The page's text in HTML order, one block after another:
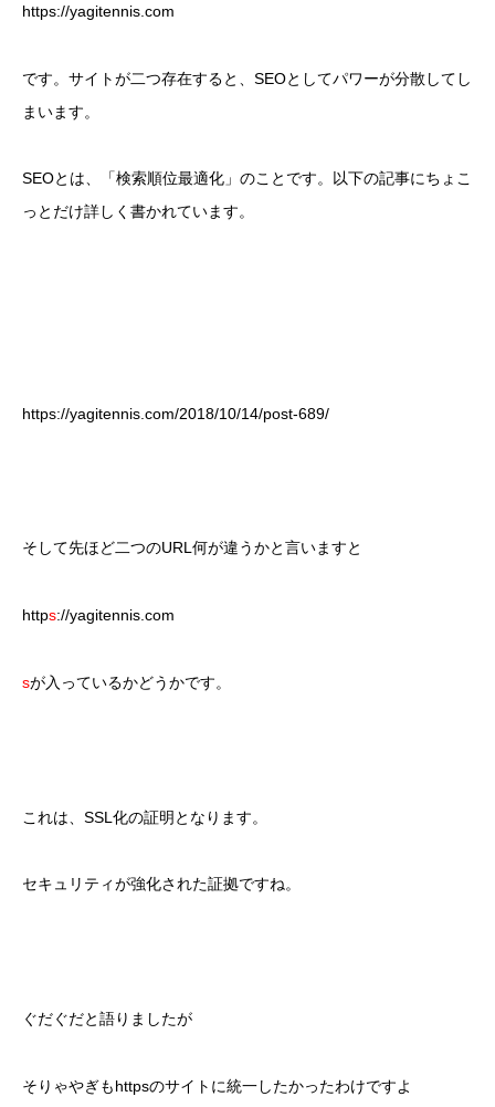
https://yagitennis.com
です。サイトが二つ存在すると、SEOとしてパワーが分散してし
まいます。
SEOとは、「検索順位最適化」のことです。以下の記事にちょこ
っとだけ詳しく書かれています。
https://yagitennis.com/2018/10/14/post-689/
そして先ほど二つのURL何が違うかと言いますと
https://yagitennis.com
sが入っているかどうかです。
これは、SSL化の証明となります。
セキュリティが強化された証拠ですね。
ぐだぐだと語りましたが
そりゃやぎもhttpsのサイトに統一したかったわけですよ